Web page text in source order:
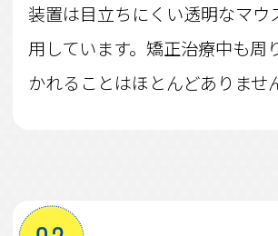
装置は目立ちにくい透明なマウ
用しています。矯正治療中も周
かれることはほとんどありませ